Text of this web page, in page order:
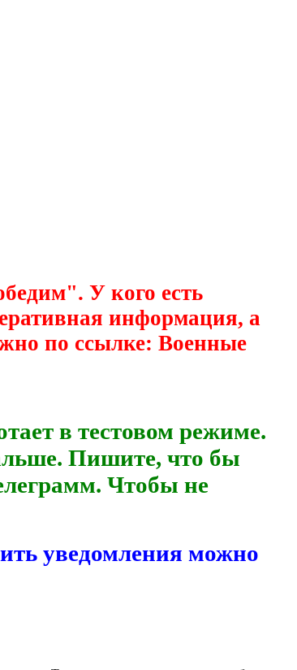
У кого есть
информация, а
по ссылке: Военные
в тестовом режиме.
Пишите, что бы
Чтобы не
уведомления можно